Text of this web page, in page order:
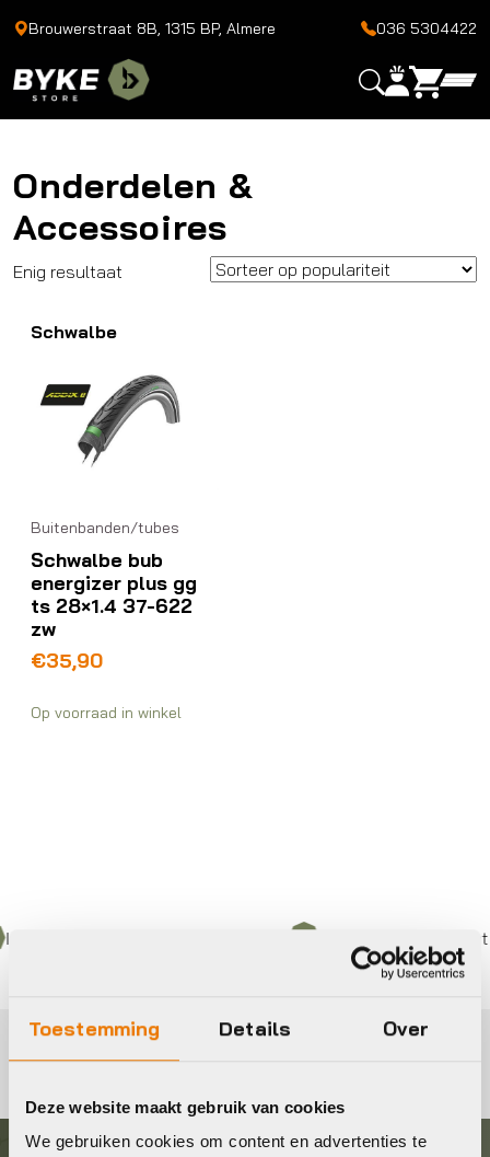
Toestemming Details Over
Deze website maakt gebruik van cookies
We gebruiken cookies om content en advertenties te
Brouwerstraat 8B, 1315 BP, Almere 036 5304422
Onderdelen &
Accessoires
Enig resultaat
Schwalbe
Buitenbanden/tubes
Schwalbe bub
energizer plus gg
ts 28×1.4 37-622
zw
€35,90
Op voorraad in winkel
keer betalen, Eigen werkplaats met